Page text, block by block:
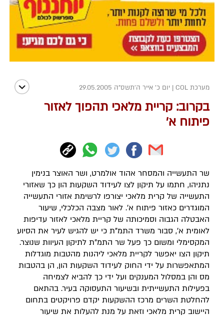
מערכת COL | יום כ' אייר ה׳תשס״ה 29.05.2005
בקרוב: קריית מלאכי תהפוך לאזור
פיתוח א'
שר התעשייה והמסחר אהוד אולמרט, ושר האוצר בנימין
נתניהו, חתמו על תיקון לצו לעידוד השקעות הון כך שאזורי
התעשייה של קרית מלאכי יצורפו לרשימת אזורי התעשייה
המוגדרים כאזור פיתוח א'. לאור מצבה הכלכלי, שיעור
האבטלה הגבוה וסמיכותה של קריית מלאכי לאזור עדיפות
לאומית א', סבור משרד התמ"ת כי יש להגיש לעיר את הסיוע
המקסימלי ומשום כך פעל שר התמ"ת לתיקון העיוות שנוצר.
תיקון הצו יאפשר לקריית מלאכי ליהנות מהטבות מוגדלות
המתאפשרות על ידי החוק לעידוד השקעות הון, הן בהטבות
מס והן במסלול המענקים ועל ידי כך להביא לצמיחה
בפעילות התעשייתית ובשיעור התעסוקה בעיר. בהתאם
להחלטת השרים מרכז ההשקעות יקדם פרויקטים בתחום
היישוב קרית מלאכי וזאת על מנת להעלות את שיעור